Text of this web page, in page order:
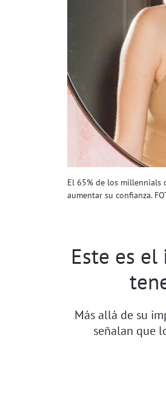
El 65% de los millennials
aumentar su confianza.
Este es
Más allá de su
señalan que